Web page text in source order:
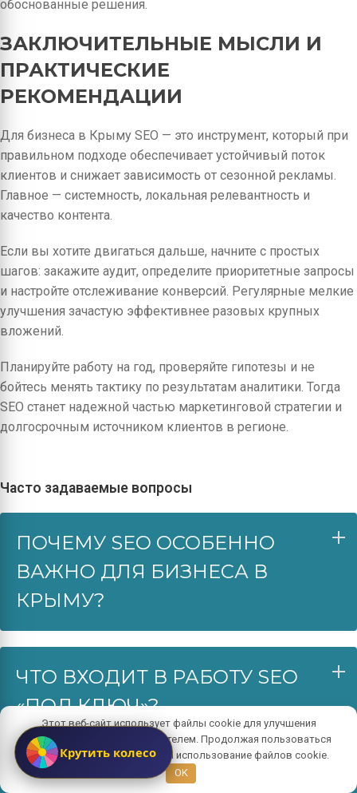
обоснованные решения.
ЗАКЛЮЧИТЕЛЬНЫЕ МЫСЛИ И
ПРАКТИЧЕСКИЕ
РЕКОМЕНДАЦИИ
Для бизнеса в Крыму SEO — это инструмент, который при
правильном подходе обеспечивает устойчивый поток
клиентов и снижает зависимость от сезонной рекламы.
Главное — системность, локальная релевантность и
качество контента.
Если вы хотите двигаться дальше, начните с простых
шагов: закажите аудит, определите приоритетные запросы
и настройте отслеживание конверсий. Регулярные мелкие
улучшения зачастую эффективнее разовых крупных
вложений.
Планируйте работу на год, проверяйте гипотезы и не
бойтесь менять тактику по результатам аналитики. Тогда
SEO станет надежной частью маркетинговой стратегии и
долгосрочным источником клиентов в регионе.
Часто задаваемые вопросы
ПОЧЕМУ SEO ОСОБЕННО
ВАЖНО ДЛЯ БИЗНЕСА В
КРЫМУ?
ЧТО ВХОДИТ В РАБОТУ SEO
«ПОД КЛЮЧ»?
КАК ПРОВОДИТСЯ АУДИТ
Крутить колесо
Этот веб-сайт использует файлы cookie для улучшения
взаимодействия с пользователем. Продолжая пользоваться
сайтом, вы даете согласие на использование файлов cookie.
OK